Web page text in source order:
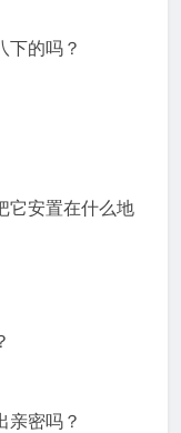
下的吗？
它安置在什么地
亲密吗？